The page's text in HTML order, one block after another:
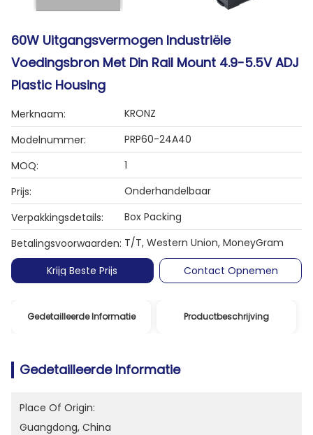
60W Uitgangsvermogen Industriële
Voedingsbron Met Din Rail Mount 4.9-5.5V ADJ
Plastic Housing
Merknaam:
KRONZ
Modelnummer:
PRP60-24A40
MOQ:
1
Prijs:
Onderhandelbaar
Verpakkingsdetails:
Box Packing
Betalingsvoorwaarden: T/T, Western Union, MoneyGram
Krijg Beste Prijs
Contact Opnemen
Gedetailleerde Informatie Productbeschrijving
Gedetailleerde Informatie
Place Of Origin:
Guangdong, China